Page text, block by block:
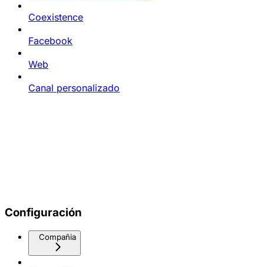
Coexistence
Facebook
Web
Canal personalizado
Configuración
Compañia